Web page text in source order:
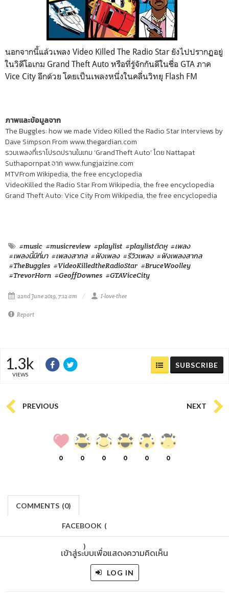
นอกจากนี้แล้วเพลง Video Killed The Radio Star ยังไปปรากฏอยู่
ในวิดีโอเกม Grand Theft Auto หรือที่รู้จักกันดีในชื่อ GTA ภาค
Vice City อีกด้วย โดยเป็นเพลงหนึ่งในคลื่นวิทยุ Flash FM
ภาพและข้อมูลจาก
The Buggles: how we made Video Killed the Radio Star Interviews by
Dave Simpson From www.thegardian.com
รวมเพลงที่เราโปรดปรานในเกม‘GrandTheft Auto’โดยNattapat
Suthapornpatจาก www.fungjaizine.com
MTVFrom Wikipedia, the free encyclopedia
VideoKilled the Radio StarFrom Wikipedia, the free encyclopedia
Grand Theft Auto: Vice City From Wikipedia, the free encyclopedia
#music #musicreview #playlist #playlistติดหู #เพลง
#เพลงนี้มีที่มา #เพลงสากล #ฟังเพลง #รีวิวเพลง #ฟังเพลงสากล
#TheBuggles #VideoKilledtheRadioStar #BruceWoolley
#TrevorHorn #GeoffDownes #GTAViceCity
22nd June 2019, 7:12 am I-love-thee
Report
1.3k
VIEWS
SUBSCRIBE
PREVIOUS NEXT
0 0 0 0 0 0
COMMENTS (0)
FACEBOOK (
)
เข้าสู่ระบบเพื่อแสดงความคิดเห็น
LOG IN